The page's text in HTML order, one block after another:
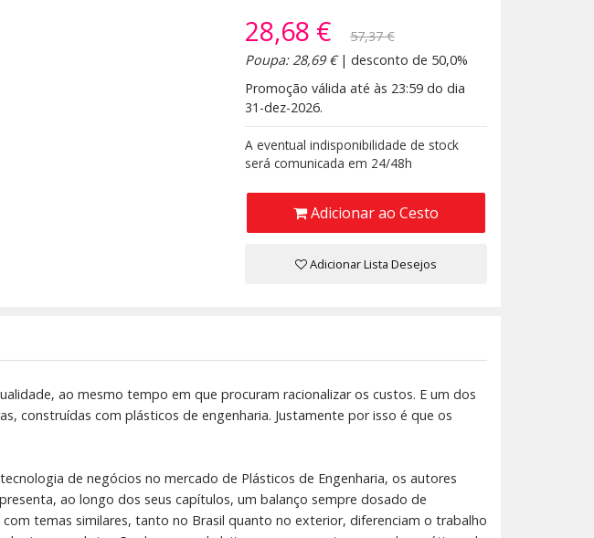
28,68 €
57,37 €
Poupa: 28,69 €| desconto de 50,0%
Promoção válida até às 23:59 do dia
31-dez-2026.
A eventual indisponibilidade de stock
será comunicada em 24/48h
Adicionar ao Cesto
Adicionar Lista Desejos
ao mesmo tempo em que procuram racionalizar os custos. E um dos
construídas com plásticos de engenharia. Justamente por isso é que os
de negócios no mercado de Plásticos de Engenharia, os autores
ao longo dos seus capítulos, um balanço sempre dosado de
temas similares, tanto no Brasil quanto no exterior, diferenciam o trabalho